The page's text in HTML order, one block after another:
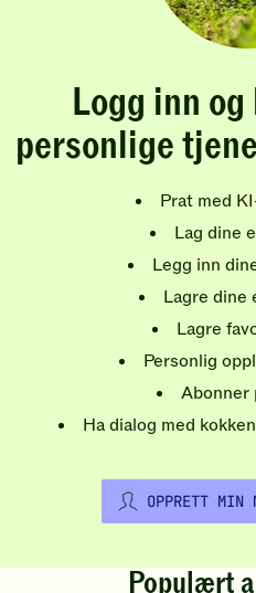
Logg inn
personlige
Prat med
Lag dine
Legg inn
Lagre dine
Lagre
Personlig
Abonner
Ha dialog med
OPPRETT MIN
Populært